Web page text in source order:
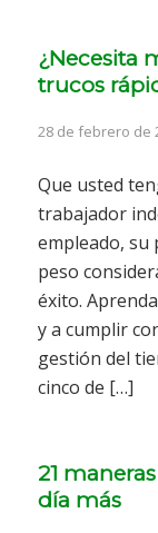
¿Necesita
trucos
28 de febrero de
Que usted
trabajador
empleado, su
peso
éxito.
y a cumplir
gestión del
cinco de […]
21
día más